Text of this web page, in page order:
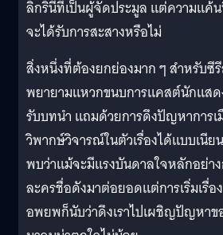
ลิกรินีที่เป็นผู้จัดประมูล แต่ความแค้น
จะได้รับการสะสางหรือไม่
สิ่งหนึ่งที่ต้องยกย่องมาก ๆ สำหรับซี
พยายามแหวกขนบการแคสต์นักแส
รับบทนำ แถมด้วยการดึงปัญหาการเ
วิพากษ์วิจารณ์ในตัวเรื่องได้แบบเนี
พบว่าแม้จะมีแรงบันดาลใจหลักอย่า
ละครชื่อดังมาต่อยอดแต่การเริ่มเรื่
อพยพก็นับว่าดึงเราไปเผชิญปัญหาข